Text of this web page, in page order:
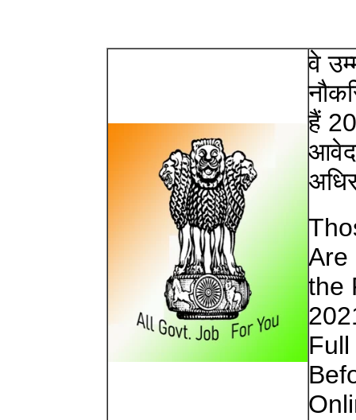
वे
हैं
Are
the